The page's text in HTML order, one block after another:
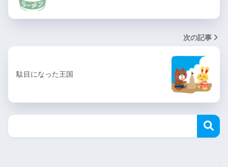
次の記事
駄目になった王国